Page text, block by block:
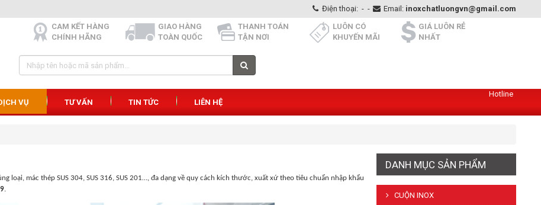
Điện thoại: - - Email: inoxchatluongvn@gmail.com
CAM KẾT HÀNG
CHÍNH HÃNG
GIAO HÀNG
TOÀN QUỐC
THANH TOÁN
TẬN NƠI
LUÔN CÓ
KHUYẾN MÃI
GIÁ LUÔN RẺ
NHẤT
VỤ TƯ VẤN TIN TỨC LIÊN HỆ
Hotline
loại, mác thép SUS 304, SUS 316, SUS 201…, đa dạng về quy cách kích thước, xuất xứ theo tiêu chuẩn nhập khẩu
.
DANH MỤC SẢN PHẨM
CUỘN INOX